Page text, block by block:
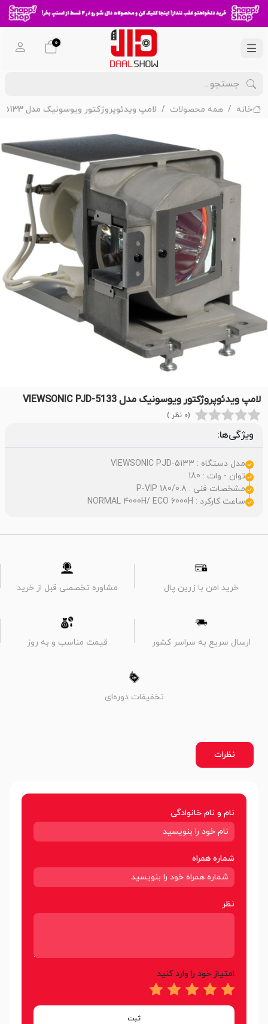
0
خانه همه محصولات لامپ ویدئوپروژکتور ویوسونیک مدل VIEWSONIC PJD-5133
لامپ ویدئوپروژکتور ویوسونیک مدل VIEWSONIC PJD-5133
(0 نظر )
ویژگی‌ها:
مدل دستگاه : VIEWSONIC PJD-5133
توان - وات : 180
مشخصات فنی : P-VIP 180/0.8
ساعت کارکرد : NORMAL 4000H/ ECO 6000H
خرید امن با زرین پال مشاوره تخصصی قبل از خرید
ارسال سریع به سراسر کشور قیمت مناسب و به روز
تخفیفات دوره‌ای
نظرات
نام و نام خانوادگی
شماره همراه
نظر
امتیاز خود را وارد کنید
ثبت